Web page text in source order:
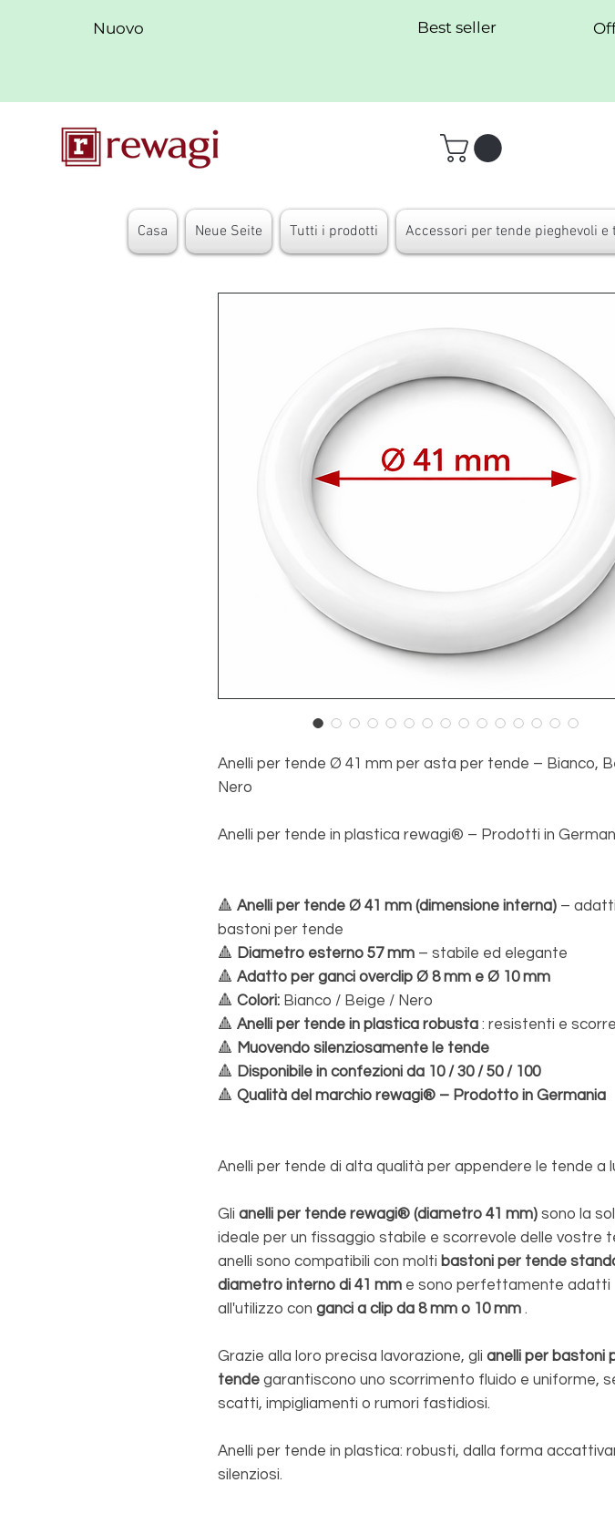
Nuovo Best seller
Casa Neue Seite Tutti i prodotti Accessori per tende pieghevoli e
Anelli per tende Ø 41 mm per asta per tende – Bianco,
Nero
Anelli per tende in plastica rewagi® – Prodotti in
🔺 Anelli per tende Ø 41 mm (dimensione interna) –
bastoni per tende
🔺 Diametro esterno 57 mm – stabile ed elegante
🔺 Adatto per ganci overclip Ø 8 mm e Ø 10 mm
🔺 Colori: Bianco / Beige / Nero
🔺 Anelli per tende in plastica robusta : resistenti e
🔺 Muovendo silenziosamente le tende
🔺 Disponibile in confezioni da 10 / 30 / 50 / 100
🔺 Qualità del marchio rewagi® – Prodotto in Germania
Anelli per tende di alta qualità per appendere le tende a
Gli anelli per tende rewagi® (diametro 41 mm) sono la
ideale per un fissaggio stabile e scorrevole delle vostre
anelli sono compatibili con molti bastoni per tende
diametro interno di 41 mm e sono perfettamente adatti
all'utilizzo con ganci a clip da 8 mm o 10 mm .
Grazie alla loro precisa lavorazione, gli anelli per bastoni
tende garantiscono uno scorrimento fluido e uniforme,
scatti, impigliamenti o rumori fastidiosi.
Anelli per tende in plastica: robusti, dalla forma
silenziosi.